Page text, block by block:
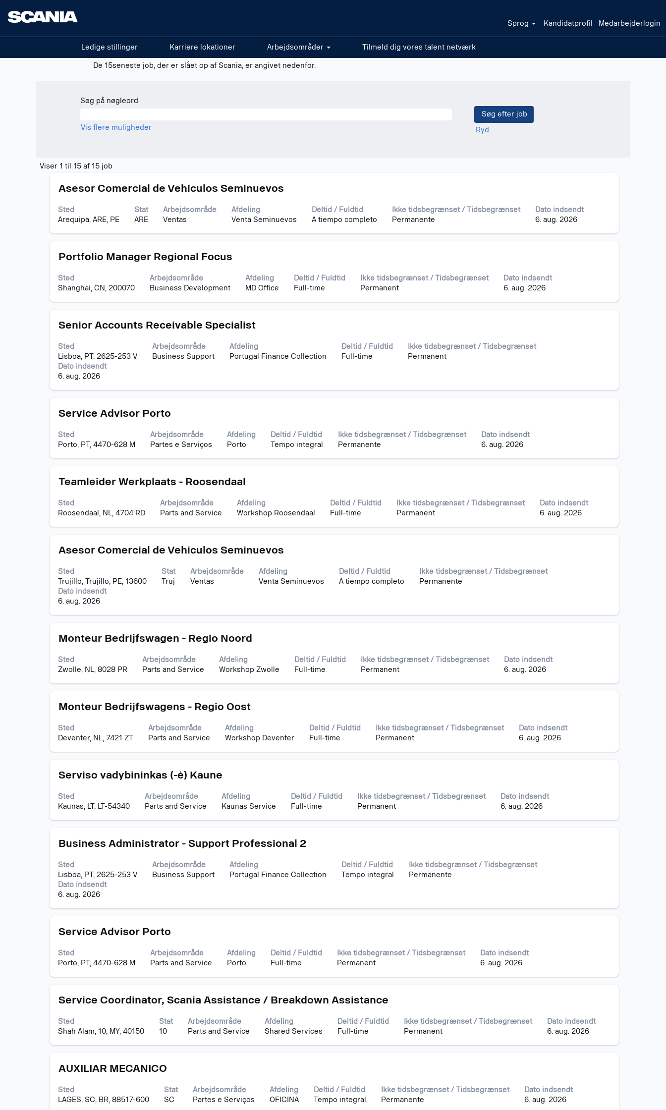
Sprog Kandidatprofil Medarbejderlogin
Ledige stillinger Karriere lokationer Arbejdsområder Tilmeld dig vores talent netværk
Der er i øjeblikket ingen ledige stillinger, der matcher "
De 15seneste job, der er slået op af Scania, er angivet nedenfor.
Søg på nøgleord
Vis flere muligheder Ryd
Viser 1 til 15 af 15 job
"Thailand".
til
af
job
tabulatortasten
at
til
for
jobbet.
Stilling
Asesor Comercial de Vehículos Seminuevos
Sted
Arequipa, ARE, PE
Stat
ARE
Arbejdsområde
Ventas
Afdeling
Venta Seminuevos
Deltid / Fuldtid
A tiempo completo
Ikke tidsbegrænset / Tidsbegrænset
Permanente
Dato indsendt
6. aug. 2026
Vælg
mellemrumstasten
for
se
fulde
af
joboplysningerne.
Stilling
Portfolio Manager Regional Focus
Sted
Shanghai, CN, 200070
Arbejdsområde
Business Development
Afdeling
MD Office
Deltid / Fuldtid
Full-time
Ikke tidsbegrænset / Tidsbegrænset
Permanent
Dato indsendt
6. aug. 2026
Vælg
mellemrumstasten
for
se
fulde
af
joboplysningerne.
Stilling
Senior Accounts Receivable Specialist
Sted
Lisboa, PT, 2625-253 V
Arbejdsområde
Business Support
Afdeling
Portugal Finance Collection
Deltid / Fuldtid
Full-time
Ikke tidsbegrænset / Tidsbegrænset
Permanent
Dato indsendt
6. aug. 2026
Vælg
mellemrumstasten
for
at
se
fulde
af
Stilling
Service Advisor Porto
Sted
Porto, PT, 4470-628 M
Arbejdsområde
Partes e Serviços
Afdeling
Porto
Deltid / Fuldtid
Tempo integral
Ikke tidsbegrænset / Tidsbegrænset
Permanente
Dato indsendt
6. aug. 2026
Vælg
mellemrumstasten
for
se
fulde
af
joboplysningerne.
Stilling
Teamleider Werkplaats - Roosendaal
Sted
Roosendaal, NL, 4704 RD
Arbejdsområde
Parts and Service
Afdeling
Workshop Roosendaal
Deltid / Fuldtid
Full-time
Ikke tidsbegrænset / Tidsbegrænset
Permanent
Dato indsendt
6. aug. 2026
Vælg
mellemrumstasten
for
se
fulde
af
joboplysningerne.
Stilling
Asesor Comercial de Vehiculos Seminuevos
Sted
Trujillo, Trujillo, PE, 13600
Stat
Truj
Arbejdsområde
Ventas
Afdeling
Venta Seminuevos
Deltid / Fuldtid
A tiempo completo
Ikke tidsbegrænset / Tidsbegrænset
Permanente
Dato indsendt
6. aug. 2026
Vælg
mellemrumstasten
for
at
se
fulde
af
Stilling
Monteur Bedrijfswagen - Regio Noord
Sted
Zwolle, NL, 8028 PR
Arbejdsområde
Parts and Service
Afdeling
Workshop Zwolle
Deltid / Fuldtid
Full-time
Ikke tidsbegrænset / Tidsbegrænset
Permanent
Dato indsendt
6. aug. 2026
Vælg
mellemrumstasten
for
se
fulde
af
joboplysningerne.
Stilling
Monteur Bedrijfswagens - Regio Oost
Sted
Deventer, NL, 7421 ZT
Arbejdsområde
Parts and Service
Afdeling
Workshop Deventer
Deltid / Fuldtid
Full-time
Ikke tidsbegrænset / Tidsbegrænset
Permanent
Dato indsendt
6. aug. 2026
Vælg
mellemrumstasten
for
se
fulde
af
joboplysningerne.
Stilling
Serviso vadybininkas (-ė) Kaune
Sted
Kaunas, LT, LT-54340
Arbejdsområde
Parts and Service
Afdeling
Kaunas Service
Deltid / Fuldtid
Full-time
Ikke tidsbegrænset / Tidsbegrænset
Permanent
Dato indsendt
6. aug. 2026
Vælg
mellemrumstasten
for
se
fulde
af
joboplysningerne.
Stilling
Business Administrator - Support Professional 2
Sted
Lisboa, PT, 2625-253 V
Arbejdsområde
Business Support
Afdeling
Portugal Finance Collection
Deltid / Fuldtid
Tempo integral
Ikke tidsbegrænset / Tidsbegrænset
Permanente
Dato indsendt
6. aug. 2026
Vælg
mellemrumstasten
for
at
se
fulde
af
Stilling
Service Advisor Porto
Sted
Porto, PT, 4470-628 M
Arbejdsområde
Parts and Service
Afdeling
Porto
Deltid / Fuldtid
Full-time
Ikke tidsbegrænset / Tidsbegrænset
Permanent
Dato indsendt
6. aug. 2026
Vælg
mellemrumstasten
for
se
fulde
af
joboplysningerne.
Stilling
Service Coordinator, Scania Assistance / Breakdown Assistance
Sted
Shah Alam, 10, MY, 40150
Stat
10
Arbejdsområde
Parts and Service
Afdeling
Shared Services
Deltid / Fuldtid
Full-time
Ikke tidsbegrænset / Tidsbegrænset
Permanent
Dato indsendt
6. aug. 2026
Vælg
mellemrumstasten
for
se
fulde
af
joboplysningerne.
Stilling
AUXILIAR MECANICO
Sted
LAGES, SC, BR, 88517-600
Stat
SC
Arbejdsområde
Partes e Serviços
Afdeling
OFICINA
Deltid / Fuldtid
Tempo integral
Ikke tidsbegrænset / Tidsbegrænset
Permanente
Dato indsendt
6. aug. 2026
Vælg
mellemrumstasten
for